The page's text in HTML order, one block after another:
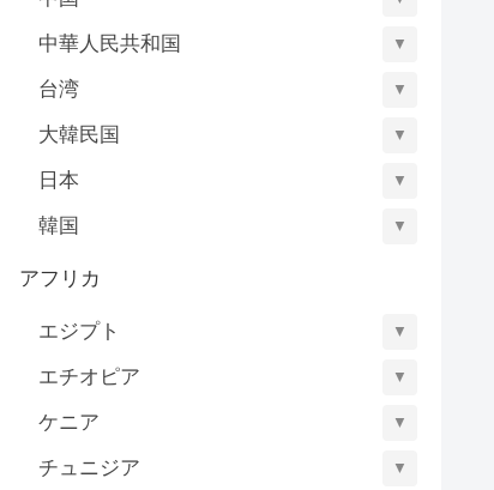
中華人民共和国 ▼
台湾 ▼
大韓民国 ▼
日本 ▼
韓国 ▼
アフリカ
エジプト ▼
エチオピア ▼
ケニア ▼
チュニジア ▼